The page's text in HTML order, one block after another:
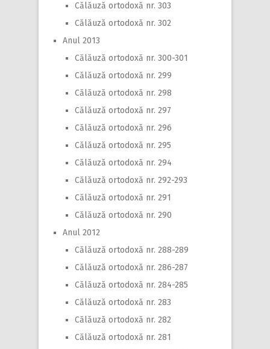
Călăuză ortodoxă nr. 303
Călăuză ortodoxă nr. 302
Anul 2013
Călăuză ortodoxă nr. 300-301
Călăuză ortodoxă nr. 299
Călăuză ortodoxă nr. 298
Călăuză ortodoxă nr. 297
Călăuză ortodoxă nr. 296
Călăuză ortodoxă nr. 295
Călăuză ortodoxă nr. 294
Călăuză ortodoxă nr. 292-293
Călăuză ortodoxă nr. 291
Călăuză ortodoxă nr. 290
Anul 2012
Călăuză ortodoxă nr. 288-289
Călăuză ortodoxă nr. 286-287
Călăuză ortodoxă nr. 284-285
Călăuză ortodoxă nr. 283
Călăuză ortodoxă nr. 282
Călăuză ortodoxă nr. 281